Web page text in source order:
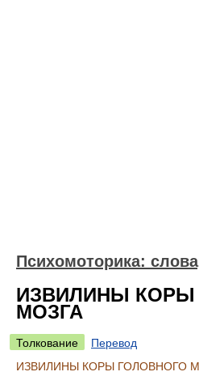
Психомоторика:
ИЗВИЛИНЫ КОРЫ
МОЗГА
Толкование
Перевод
ИЗВИЛИНЫ КОРЫ ГОЛОВНОГО